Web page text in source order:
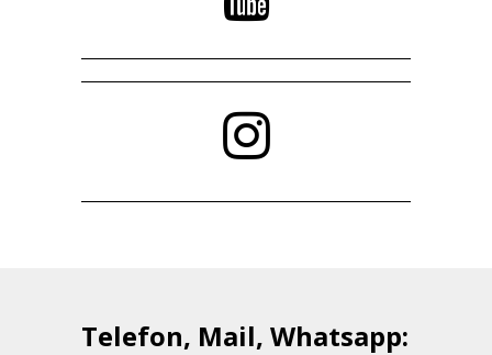
Telefon, Mail, Whatsapp: